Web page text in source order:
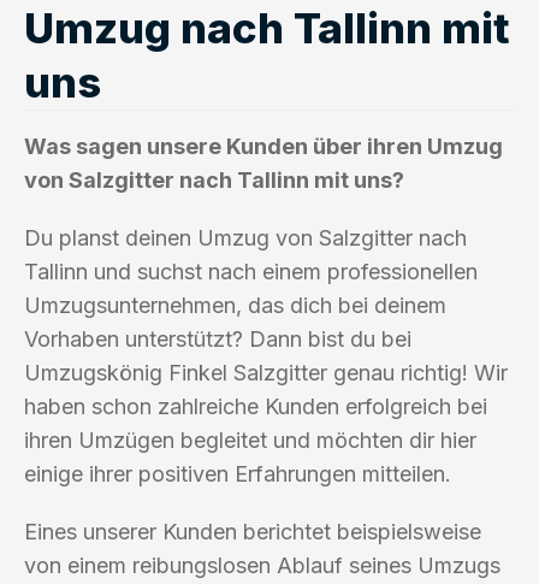
Umzug nach Tallinn mit
uns
Was sagen unsere Kunden über ihren Umzug
von Salzgitter nach Tallinn mit uns?
Du planst deinen Umzug von Salzgitter nach
Tallinn und suchst nach einem professionellen
Umzugsunternehmen, das dich bei deinem
Vorhaben unterstützt? Dann bist du bei
Umzugskönig Finkel Salzgitter genau richtig! Wir
haben schon zahlreiche Kunden erfolgreich bei
ihren Umzügen begleitet und möchten dir hier
einige ihrer positiven Erfahrungen mitteilen.
Eines unserer Kunden berichtet beispielsweise
von einem reibungslosen Ablauf seines Umzugs